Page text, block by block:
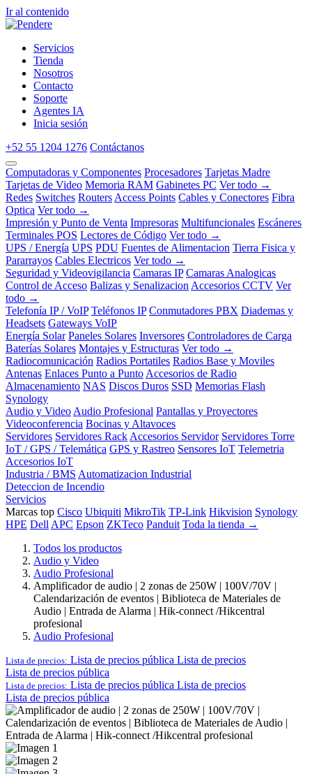
Ir al contenido
Servicios
Tienda
Nosotros
Contacto
Soporte
Agentes IA
Inicia sesión
+52 55 1204 1276 Contáctanos
Computadoras y Componentes Procesadores Tarjetas Madre
Tarjetas de Video Memoria RAM Gabinetes PC Ver todo →
Redes Switches Routers Access Points Cables y Conectores Fibra
Optica Ver todo →
Impresión y Punto de Venta Impresoras Multifuncionales Escáneres
Terminales POS Lectores de Código Ver todo →
UPS / Energía UPS PDU Fuentes de Alimentacion Tierra Fisica y
Pararrayos Cables Electricos Ver todo →
Seguridad y Videovigilancia Camaras IP Camaras Analogicas
Control de Acceso Balizas y Senalizacion Accesorios CCTV Ver
todo →
Telefonía IP / VoIP Teléfonos IP Conmutadores PBX Diademas y
Headsets Gateways VoIP
Energía Solar Paneles Solares Inversores Controladores de Carga
Baterías Solares Montajes y Estructuras Ver todo →
Radiocomunicación Radios Portatiles Radios Base y Moviles
Antenas Enlaces Punto a Punto Accesorios de Radio
Almacenamiento NAS Discos Duros SSD Memorias Flash
Synology
Audio y Video Audio Profesional Pantallas y Proyectores
Videoconferencia Bocinas y Altavoces
Servidores Servidores Rack Accesorios Servidor Servidores Torre
IoT / GPS / Telemática GPS y Rastreo Sensores IoT Telemetria
Accesorios IoT
Industria / BMS Automatizacion Industrial
Deteccion de Incendio
Servicios
Marcas top Cisco Ubiquiti MikroTik TP-Link Hikvision Synology
HPE Dell APC Epson ZKTeco Panduit Toda la tienda →
Todos los productos
Audio y Video
Audio Profesional
Amplificador de audio | 2 zonas de 250W | 100V/70V |
Calendarización de eventos | Biblioteca de Materiales de
Audio | Entrada de Alarma | Hik-connect /Hikcentral
profesional
Audio Profesional
Lista de precios: Lista de precios pública Lista de precios
Lista de precios pública
Lista de precios: Lista de precios pública Lista de precios
Lista de precios pública